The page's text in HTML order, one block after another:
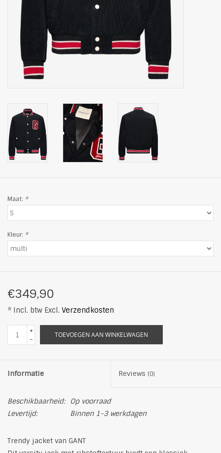
Maat: *
Kleur: *
€349,90
* Incl. btw Excl. Verzendkosten
+
-
TOEVOEGEN AAN WINKELWAGEN
Informatie Reviews (0)
Beschikbaarheid:
Op voorraad
Levertijd:
Binnen 1-3 werkdagen
Trendy jacket van GANT